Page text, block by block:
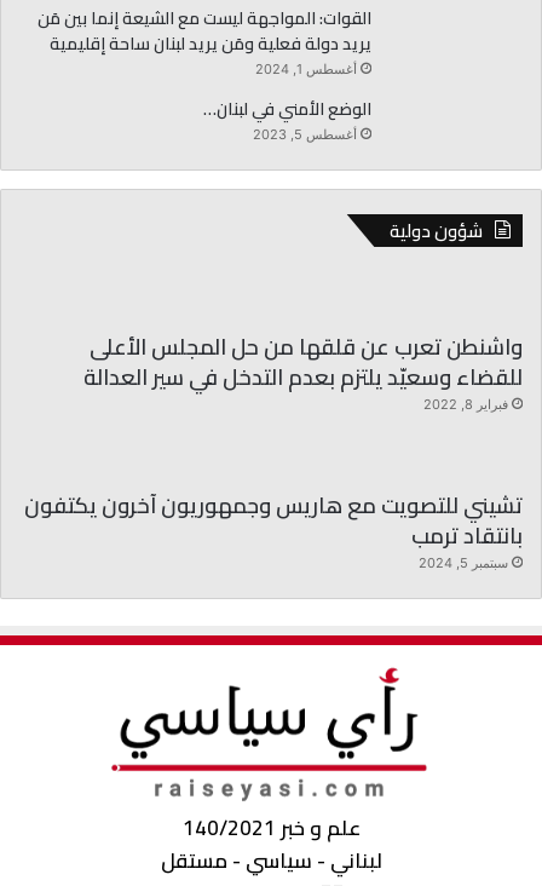
القوات: المواجهة ليست مع الشيعة إنما بين مَن
يريد دولة فعلية ومَن يريد لبنان ساحة إقليمية
أغسطس 1, 2024
الوضع الأمني في لبنان…
أغسطس 5, 2023
شؤون دولية
واشنطن تعرب عن قلقها من حل المجلس الأعلى
للقضاء وسعيّد يلتزم بعدم التدخل في سير العدالة
فبراير 8, 2022
تشيني للتصويت مع هاريس وجمهوريون آخرون يكتفون
بانتقاد ترمب
سبتمبر 5, 2024
علم و خبر 140/2021
لبناني - سياسي - مستقل